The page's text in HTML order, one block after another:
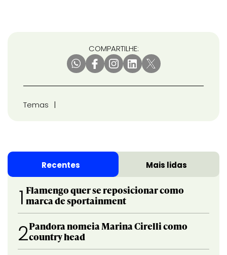
COMPARTILHE:
Temas
Recentes Mais lidas
1 Flamengo quer se reposicionar como
marca de sportainment
2Pandora nomeia Marina Cirelli como
country head